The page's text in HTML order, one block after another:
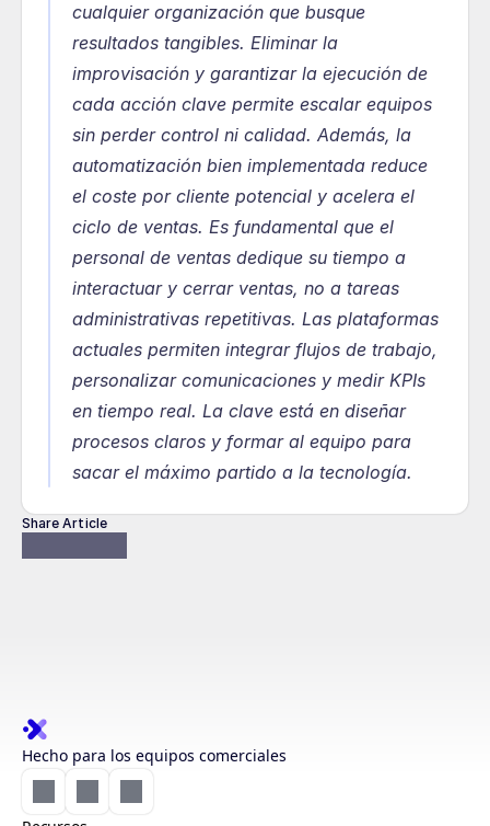
cualquier organización que busque
resultados tangibles. Eliminar la
improvisación y garantizar la ejecución de
cada acción clave permite escalar equipos
sin perder control ni calidad. Además, la
automatización bien implementada reduce
el coste por cliente potencial y acelera el
ciclo de ventas. Es fundamental que el
personal de ventas dedique su tiempo a
interactuar y cerrar ventas, no a tareas
administrativas repetitivas. Las plataformas
actuales permiten integrar flujos de trabajo,
personalizar comunicaciones y medir KPIs
en tiempo real. La clave está en diseñar
procesos claros y formar al equipo para
sacar el máximo partido a la tecnología.
Share Article
Hecho para los equipos comerciales